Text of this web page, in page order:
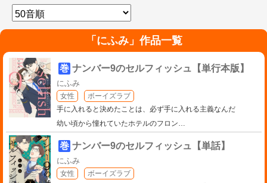
「 にふみ」作品一覧
巻 ナンバー9のセルフィッシュ【単行本版】
にふみ
女性
ボーイズラブ
手に入れると決めたことは、必ず手に入れる主義なんだ
幼い頃から憧れていたホテルのフロン…
巻 ナンバー9のセルフィッシュ【単話】
にふみ
女性
ボーイズラブ